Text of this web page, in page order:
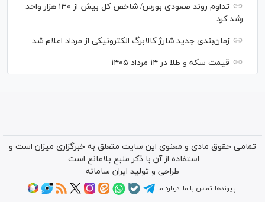
تداوم روند صعودی بورس/ شاخص کل بیش از ۱۳۰ هزار واحد
رشد کرد
زمان‌بندی جدید شارژ کالابرگ الکترونیکی از مرداد اعلام شد
قیمت سکه و طلا در ۱۴ مرداد ۱۴۰۵
تمامی حقوق مادی و معنوی این سایت متعلق به خبرگزاری میزان است و
استفاده از آن با ذکر منبع بلامانع است.
طراحی و تولید ایران سامانه
پیوندها تماس با ما درباره ما